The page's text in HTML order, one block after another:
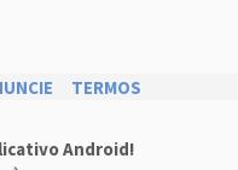
TERMOS
Android!